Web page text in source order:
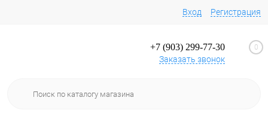
Вход Регистрация
+7 (903) 299-77-30
Заказать звонок
0